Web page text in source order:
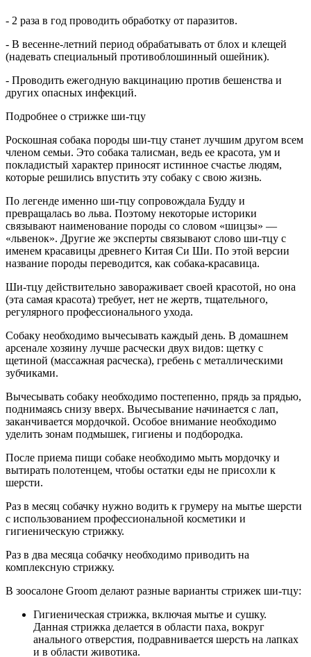
- 2 раза в год проводить обработку от паразитов.
- В весенне-летний период обрабатывать от блох и клещей
(надевать специальный противоблошинный ошейник).
- Проводить ежегодную вакцинацию против бешенства и
других опасных инфекций.
Подробнее о стрижке ши-тцу
Роскошная собака породы ши-тцу станет лучшим другом всем
членом семьи. Это собака талисман, ведь ее красота, ум и
покладистый характер приносят истинное счастье людям,
которые решились впустить эту собаку с свою жизнь.
По легенде именно ши-тцу сопровождала Будду и
превращалась во льва. Поэтому некоторые историки
связывают наименование породы со словом «шицзы» —
«львенок». Другие же эксперты связывают слово ши-тцу с
именем красавицы древнего Китая Си Ши. По этой версии
название породы переводится, как собака-красавица.
Ши-тцу действительно завораживает своей красотой, но она
(эта самая красота) требует, нет не жертв, тщательного,
регулярного профессионального ухода.
Собаку необходимо вычесывать каждый день. В домашнем
арсенале хозяину лучше расчески двух видов: щетку с
щетиной (массажная расческа), гребень с металлическими
зубчиками.
Вычесывать собаку необходимо постепенно, прядь за прядью,
поднимаясь снизу вверх. Вычесывание начинается с лап,
заканчивается мордочкой. Особое внимание необходимо
уделить зонам подмышек, гигиены и подбородка.
После приема пищи собаке необходимо мыть мордочку и
вытирать полотенцем, чтобы остатки еды не присохли к
шерсти.
Раз в месяц собачку нужно водить к грумеру на мытье шерсти
с использованием профессиональной косметики и
гигиеническую стрижку.
Раз в два месяца собачку необходимо приводить на
комплексную стрижку.
В зоосалоне Groom делают разные варианты стрижек ши-тцу:
Гигиеническая стрижка, включая мытье и сушку.
Данная стрижка делается в области паха, вокруг
анального отверстия, подравнивается шерсть на лапках
и в области животика.